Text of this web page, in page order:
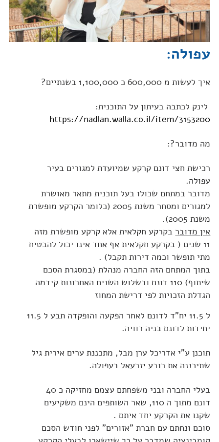
עפולה:
איך לעשות מ 600,000 כ 1,100,000 בשנתיים?
לינק לכתבה בעיתון על התוכנית:
https://nadlan.walla.co.il/item/3153200
מה מדובר?:
רכישת חצי דונם קרקע שמיועדת למגורים בעיר
עפולה.
מדובר במתחם שכולו בעל תוכנית מתאר מאושרת
למגורים ומסחר משנת 2005 (כלומר הקרקע מופשרת
משנת 2005).
אין מדובר בקרקע חקלאית אלא קרקע מופשרת מזה
11 שנים ( בקרקע חקלאית אף אחד אינו יכול להבטיח
מתי תופשר וכמה דירות תקבל) .
בתוך המתחם הזה החברה מנהלת (במסגרת הסכם
שיתוף) 110 דונם ובשלוש השנים האחרונות קידמה
הגדלת הזכויות לפי דרישת המחוז
ל 11.5 יח"ד לדונם לאחר הפקעה והופקדה תבע ל 11.5
יחידות לדונם בניה רוויה.
תוכנן ע"י אדריכל ערן מבל, מתכננת ערים אירית גיל
שתיכננה את רובע יזרעאל בעפולה.
בעלי החברה ובני משפחתם עצמם מחזיקה כ 40
דונם מתוך ה 110, שאר השותפים הינם משקיעים
שקנו את הקרקע יחד איתם .
סוכם ונחתם עם חברת "אזורים" לפני חודש הסכם